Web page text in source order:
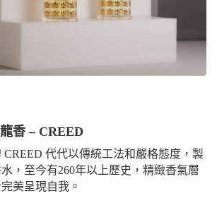
香 – CREED
代代以傳統工法和嚴格態度，製
，至今有260年以上歷史，精緻香氣層
美呈現自我。